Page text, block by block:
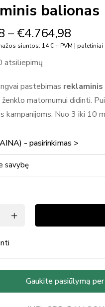
balionas
– €4.764,98
siuntos: 14 € + PVM | paletiniai
atsiliepimų
pastebimas reklaminis
matomumui didinti.
kampanijoms. Nuo 3 iki 10
- pasirinkimas >
Gaukite pasiūlymą